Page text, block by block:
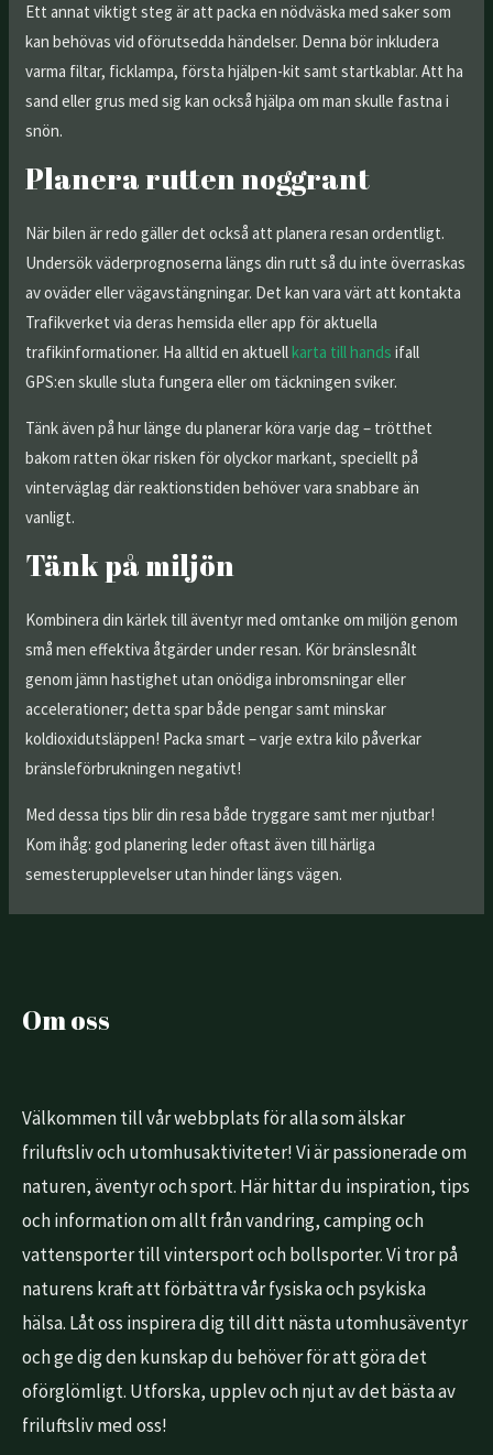
Ett annat viktigt steg är att packa en nödväska med saker som
kan behövas vid oförutsedda händelser. Denna bör inkludera
varma filtar, ficklampa, första hjälpen-kit samt startkablar. Att ha
sand eller grus med sig kan också hjälpa om man skulle fastna i
snön.
Planera rutten noggrant
När bilen är redo gäller det också att planera resan ordentligt.
Undersök väderprognoserna längs din rutt så du inte överraskas
av oväder eller vägavstängningar. Det kan vara värt att kontakta
Trafikverket via deras hemsida eller app för aktuella
trafikinformationer. Ha alltid en aktuellkarta till hands ifall
GPS:en skulle sluta fungera eller om täckningen sviker.
Tänk även på hur länge du planerar köra varje dag – trötthet
bakom ratten ökar risken för olyckor markant, speciellt på
vinterväglag där reaktionstiden behöver vara snabbare än
vanligt.
Tänk på miljön
Kombinera din kärlek till äventyr med omtanke om miljön genom
små men effektiva åtgärder under resan. Kör bränslesnålt
genom jämn hastighet utan onödiga inbromsningar eller
accelerationer; detta spar både pengar samt minskar
koldioxidutsläppen! Packa smart – varje extra kilo påverkar
bränsleförbrukningen negativt!
Med dessa tips blir din resa både tryggare samt mer njutbar!
Kom ihåg: god planering leder oftast även till härliga
semesterupplevelser utan hinder längs vägen.
Om oss
Välkommen till vår webbplats för alla som älskar
friluftsliv och utomhusaktiviteter! Vi är passionerade om
naturen, äventyr och sport. Här hittar du inspiration, tips
och information om allt från vandring, camping och
vattensporter till vintersport och bollsporter. Vi tror på
naturens kraft att förbättra vår fysiska och psykiska
hälsa. Låt oss inspirera dig till ditt nästa utomhusäventyr
och ge dig den kunskap du behöver för att göra det
oförglömligt. Utforska, upplev och njut av det bästa av
friluftsliv med oss!